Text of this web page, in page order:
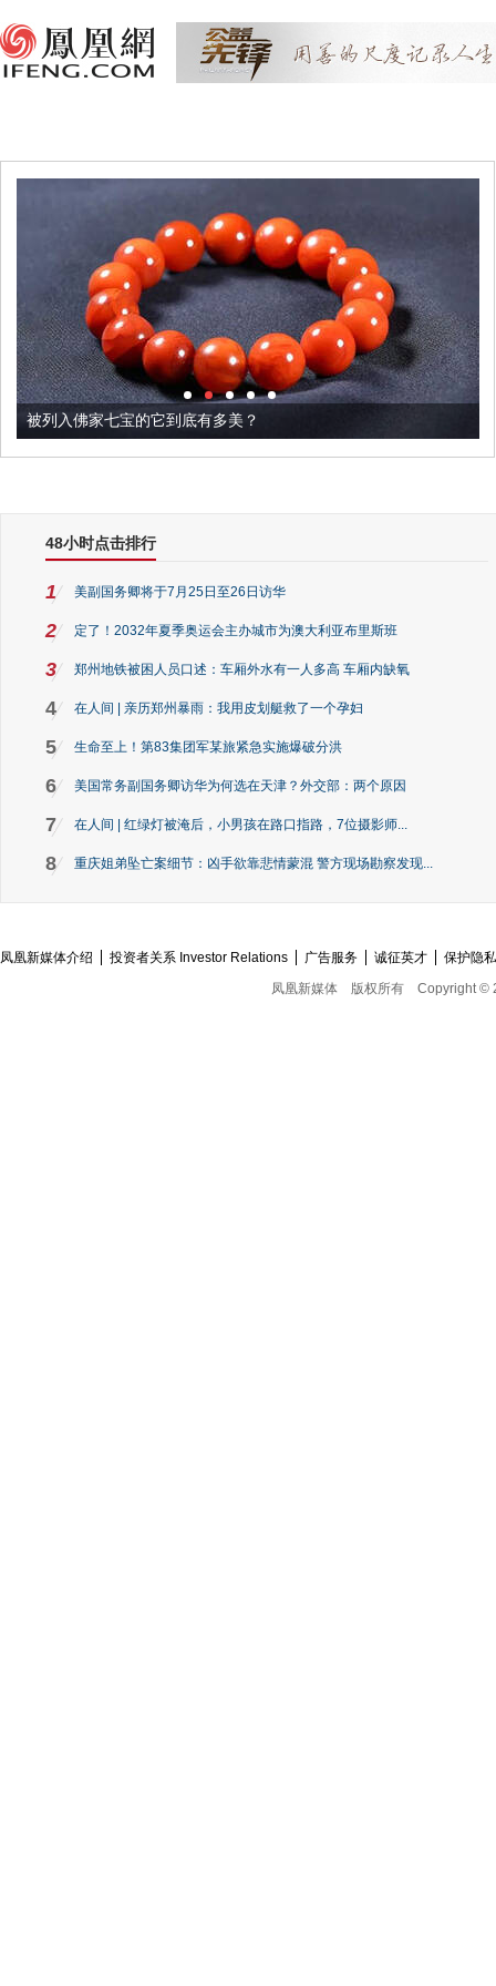
被列入佛家七宝的它到底有多美？
48小时点击排行
1 美副国务卿将于7月25日至26日访华
2 定了！2032年夏季奥运会主办城市为澳大利亚布里斯班
3 郑州地铁被困人员口述：车厢外水有一人多高 车厢内缺氧
4 在人间 | 亲历郑州暴雨：我用皮划艇救了一个孕妇
5 生命至上！第83集团军某旅紧急实施爆破分洪
6 美国常务副国务卿访华为何选在天津？外交部：两个原因
7 在人间 | 红绿灯被淹后，小男孩在路口指路，7位摄影师...
8 重庆姐弟坠亡案细节：凶手欲靠悲情蒙混 警方现场勘察发现...
凤凰新媒体介绍 投资者关系 Investor Relations 广告服务 诚征英才
保护隐
凤凰新媒体
版权所有 Copyright ©